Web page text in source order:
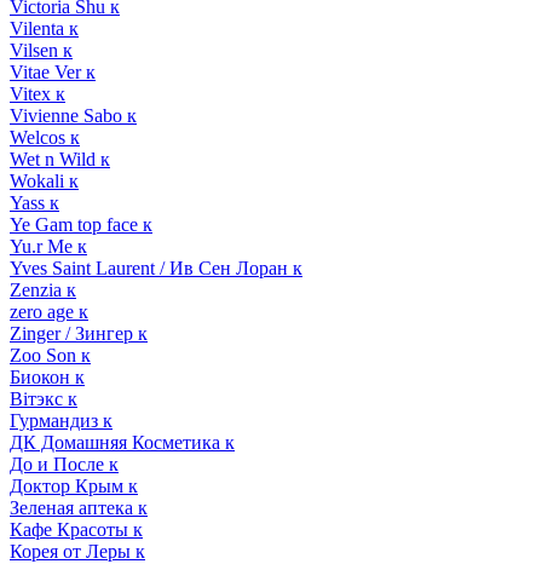
Victoria Shu к
Vilenta к
Vilsen к
Vitae Ver к
Vitex к
Vivienne Sabo к
Welcos к
Wet n Wild к
Wokali к
Yass к
Ye Gam top face к
Yu.r Me к
Yves Saint Laurent / Ив Сен Лоран к
Zenzia к
zero age к
Zinger / Зингер к
Zoo Son к
Биокон к
Вiтэкс к
Гурмандиз к
ДК Домашняя Косметика к
До и После к
Доктор Крым к
Зеленая аптека к
Кафе Красоты к
Корея от Леры к